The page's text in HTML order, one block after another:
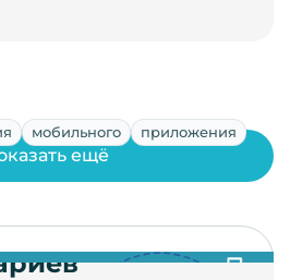
мобильного приложения
ещё